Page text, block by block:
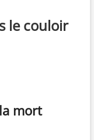
u
le couloir
mort